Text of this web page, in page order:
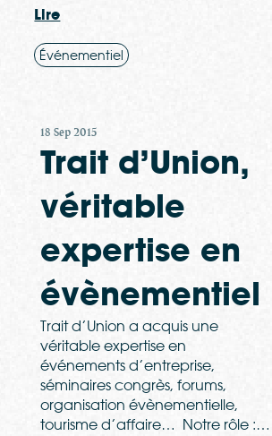
Lire
Événementiel
18 Sep 2015
Trait d’Union,
véritable
expertise en
évènementiel
Trait d’Union a acquis une
véritable expertise en
événements d’entreprise,
séminaires congrès, forums,
organisation évènementielle,
tourisme d’affaire… Notre rôle :…